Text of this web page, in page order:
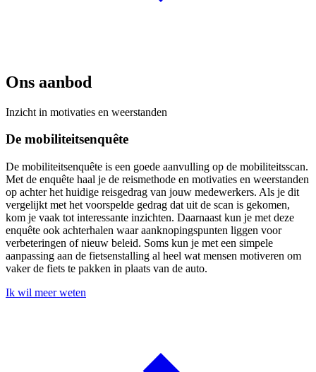
Ons aanbod
Inzicht in motivaties en weerstanden
De mobiliteitsenquête
De mobiliteitsenquête is een goede aanvulling op de mobiliteitsscan.
Met de enquête haal je de reismethode en motivaties en weerstanden
op achter het huidige reisgedrag van jouw medewerkers. Als je dit
vergelijkt met het voorspelde gedrag dat uit de scan is gekomen,
kom je vaak tot interessante inzichten. Daarnaast kun je met deze
enquête ook achterhalen waar aanknopingspunten liggen voor
verbeteringen of nieuw beleid. Soms kun je met een simpele
aanpassing aan de fietsenstalling al heel wat mensen motiveren om
vaker de fiets te pakken in plaats van de auto.
Ik wil meer weten